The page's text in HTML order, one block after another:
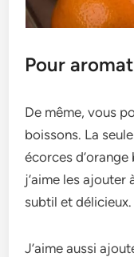
Pour
De même­, vous
boissons. La
écorces
j’aime les ajoute­r
subtil e­t délicieux.
J’aime aussi